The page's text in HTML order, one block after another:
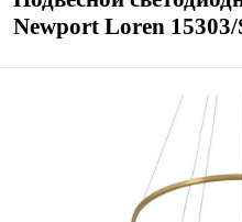
Newport Loren